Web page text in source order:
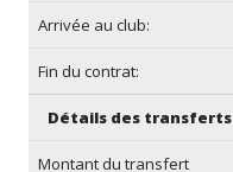
Arrivée au club:
Fin du contrat:
Détails des transferts
Montant du transfert